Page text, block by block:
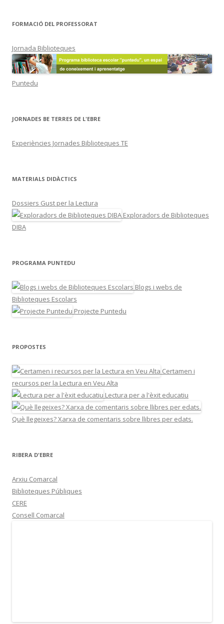
FORMACIÓ DEL PROFESSORAT
Jornada Biblioteques
Puntedu
JORNADES BE TERRES DE L'EBRE
Experiències Jornades Biblioteques TE
MATERIALS DIDÀCTICS
Dossiers Gust per la Lectura
Exploradors de Biblioteques
DIBA
PROGRAMA PUNTEDU
Blogs i webs de
Biblioteques Escolars
Projecte Puntedu
PROPOSTES
Certamen i
recursos per la Lectura en Veu Alta
Lectura per a l'èxit educatiu
Què llegeixes? Xarxa de comentaris sobre llibres per edats.
RIBERA D'EBRE
Arxiu Comarcal
Biblioteques Públiques
CERE
Consell Comarcal